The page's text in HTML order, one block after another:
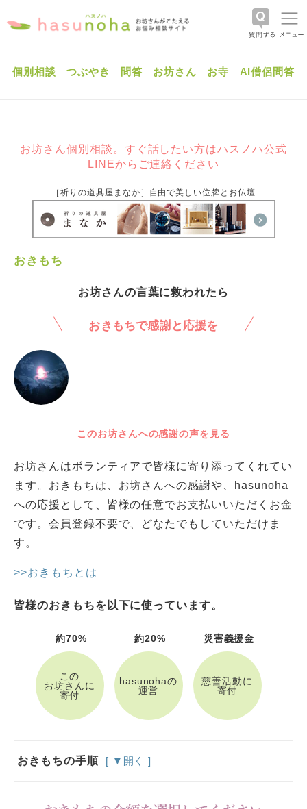
個別相談 つぶやき 問答 お坊さん お寺 AI僧侶問答
お坊さん個別相談。すぐ話したい方はハスノハ公式
LINEからご連絡ください
［祈りの道具屋まなか］自由で美しい位牌とお仏壇
おきもち
お坊さんの言葉に救われたら
おきもちで感謝と応援を
このお坊さんへの感謝の声を見る
お坊さんはボランティアで皆様に寄り添ってくれてい
ます。おきもちは、お坊さんへの感謝や、hasunoha
への応援として、皆様の任意でお支払いいただくお金
です。会員登録不要で、どなたでもしていただけま
す。
>>おきもちとは
皆様のおきもちを以下に使っています。
約70%
この
お坊さんに
寄付
約20%
hasunohaの
運営
災害義援金
慈善活動に
寄付
おきもちの手順 [ ▼開く ]